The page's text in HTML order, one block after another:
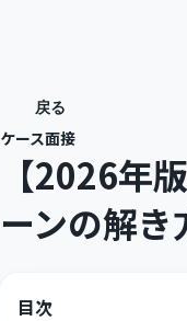
戻る
ケース面接
【2026年
ーンの解
目次